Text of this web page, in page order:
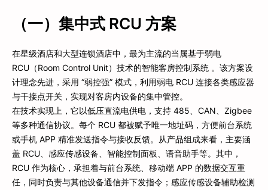
（一）集中式 RCU 方案
在星级酒店和大型连锁酒店中，最为主流的当属基于弱电
RCU（Room Control Unit）技术的智能客房控制系统 。该方案设
计理念先进，采用 “弱控强” 模式，利用弱电 RCU 连接各类感应器
与干接点开关，实现对客房内设备的集中管控。
在技术实现上，它以低压直流电供电，支持 485、CAN、Zigbee
等多种通信协议。每个 RCU 都被赋予唯一地址码，方便前台系统
或手机 APP 精准发送指令与接收反馈。从产品组成来看，主要涵
盖 RCU、感应传感设备、智能控制面板、语音助手等。其中，
RCU 作为核心，承担着与前台系统、移动端 APP 的数据交互重
任，同时负责与其他设备通信并下发指令；感应传感设备辅助检测